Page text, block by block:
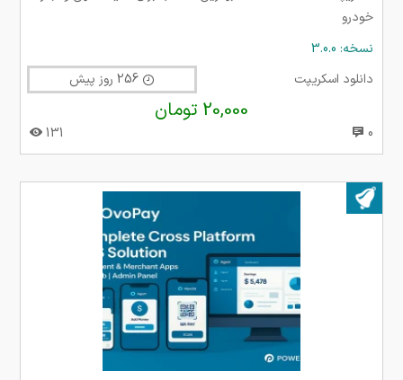
خودرو
نسخه: 3.0.0
دانلود اسکریپت
20,000 تومان
0
131